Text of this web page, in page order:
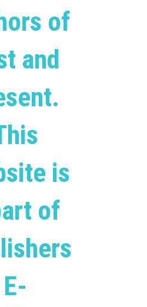
of
and
is
of
E-